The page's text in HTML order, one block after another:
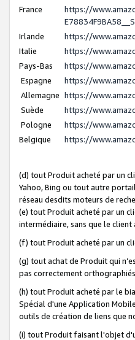
France
https://
Irlande
https://
Italie
https://
Pays-Bas
https://
Espagne
https://
Allemagne https://
Suède
https://
Pologne
https://
Belgique
https://
(d) tout Produit acheté par un
Yahoo, Bing ou tout autre
réseau desdits moteurs de
(e) tout Produit acheté par un
intermédiaire, sans que le
(f) tout Produit acheté par un
(g) tout achat de Produit qui
pas correctement
(h) tout Produit acheté par le
Spécial d'une Application
outils de création de liens que
(i) tout Produit faisant l'objet